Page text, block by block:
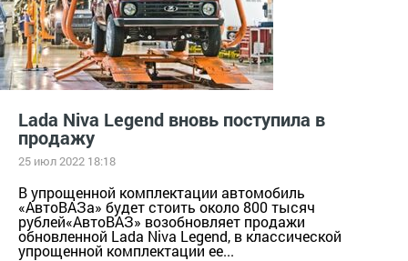
Lada Niva Legend вновь поступила в
продажу
25 июл 2022 18:18
В упрощенной комплектации автомобиль
«АвтоВАЗа» будет стоить около 800 тысяч
рублей«АвтоВАЗ» возобновляет продажи
обновленной Lada Niva Legend, в классической
упрощенной комплектации ее...